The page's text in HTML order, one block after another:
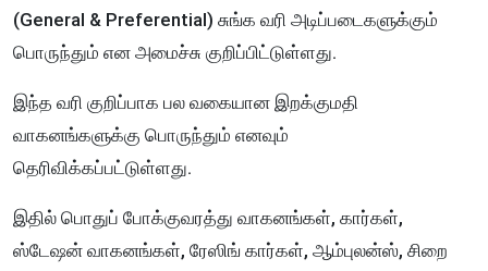
(General & Preferential) சுங்க வரி அடிப்படைகளுக்கும்
பொருந்தும் என அமைச்சு குறிப்பிட்டுள்ளது.
இந்த வரி குறிப்பாக பல வகையான இறக்குமதி
வாகனங்களுக்கு பொருந்தும் எனவும்
தெரிவிக்கப்பட்டுள்ளது.
இதில் பொதுப் போக்குவரத்து வாகனங்கள், கார்கள்,
ஸ்டேஷன் வாகனங்கள், ரேஸிங் கார்கள், ஆம்புலன்ஸ், சிறை